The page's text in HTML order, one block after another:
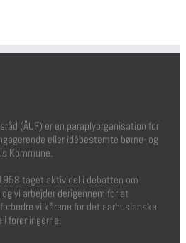
(ÅUF) er en paraplyorganisation for
eller idébestemte børne- og
Kommune.
taget aktiv del i debatten om
vi arbejder derigennem for at
vilkårene for det aarhusianske
i foreningerne.